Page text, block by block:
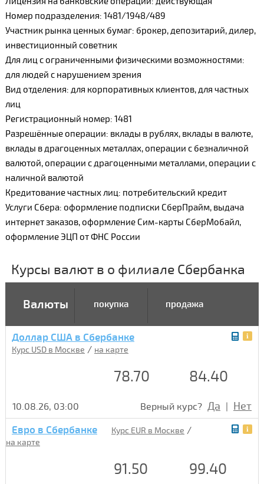
Номер подразделения: 1481/1948/489
Участник рынка ценных бумаг: брокер, депозитарий, дилер,
инвестиционный советник
Для лиц с ограниченными физическими возможностями:
для людей с нарушением зрения
Вид отделения: для корпоративных клиентов, для частных
лиц
Регистрационный номер: 1481
Разрешённые операции: вклады в рублях, вклады в валюте,
вклады в драгоценных металлах, операции с безналичной
валютой, операции с драгоценными металлами, операции с
наличной валютой
Кредитование частных лиц: потребительский кредит
Услуги Сбера: оформление подписки СберПрайм, выдача
интернет заказов, оформление Сим-карты СберМобайл,
оформление ЭЦП от ФНС России
Курсы валют в о филиале Сбербанка
Валюты покупка продажа
Доллар США в Сбербанке
Курс USD в Москве / на карте
78.70 84.40
10.08.26, 03:00 Верный курс? Да | Нет
Евро в Сбербанке Курс EUR в Москве /
на карте
91.50 99.40